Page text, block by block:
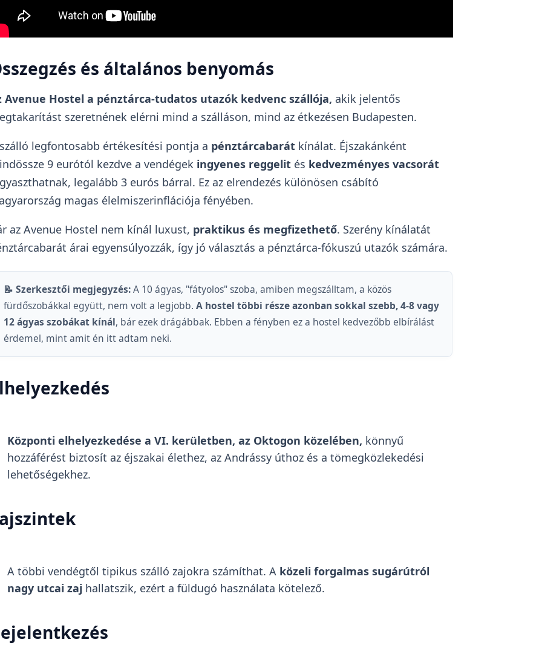
és általános benyomás
Avenue Hostel a pénztárca-tudatos utazók kedvenc szállója, akik jelentős
szeretnének elérni mind a szálláson, mind az étkezésen Budapesten.
legfontosabb értékesítési pontja a pénztárcabarátkínálat. Éjszakánként
9 eurótól kezdve a vendégek ingyenes reggelités kedvezményes vacsorát
legalább 3 eurós bárral. Ez az elrendezés különösen csábító
magas élelmiszerinflációja fényében.
az Avenue Hostel nem kínál luxust, praktikus és megfizethető. Szerény kínálatát
árai egyensúlyozzák, így jó választás a pénztárca-fókuszú utazók számára.
📝 Szerkesztői megjegyzés:A 10 ágyas, "fátyolos" szoba, amiben megszálltam, a közös
fürdőszobákkal együtt, nem volt a legjobb. A hostel többi része azonban sokkal szebb, 4-8 vagy
12 ágyas szobákat kínál, bár ezek drágábbak. Ebben a fényben ez a hostel kedvezőbb elbírálást
érdemel, mint amit én itt adtam neki.
Központi elhelyezkedése a VI. kerületben, az Oktogon közelében, könnyű
hozzáférést biztosít az éjszakai élethez, az Andrássy úthoz és a tömegközlekedési
lehetőségekhez.
A többi vendégtől tipikus szálló zajokra számíthat. A közeli forgalmas sugárútról
nagy utcai zaj hallatszik, ezért a füldugó használata kötelező.